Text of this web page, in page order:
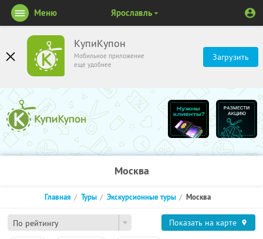
КупиКупон
Мобильное приложение
ещё удобнее
Загрузить
Меню Ярославль
Москва
По рейтингу
Главная Туры Экскурсионные туры Москва
Показать на карте